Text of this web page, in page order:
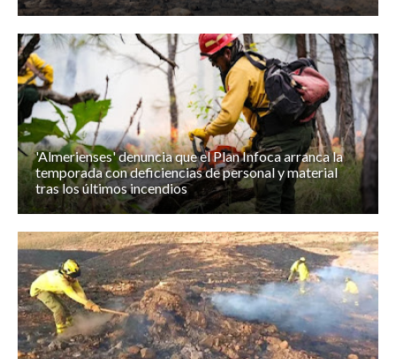
'Almerienses' denuncia que el Plan Infoca arranca la
temporada con deficiencias de personal y material
tras los últimos incendios